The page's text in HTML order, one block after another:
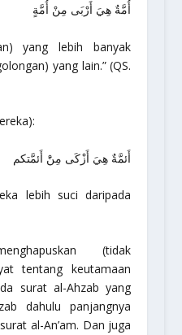
أُمَّةٌ هِيَ أَرْبَى مِنْ أُمَّةٍ
yang lebih banyak
yang lain.”(QS.
أَئمَّةٌ هِيَ أَزْكَى مِنَْ أَئمَّتكم
lebih suci daripada
(tidak
tentang keutamaan
surat al-Ahzab yang
dahulu panjangnya
al-An’am. Dan juga